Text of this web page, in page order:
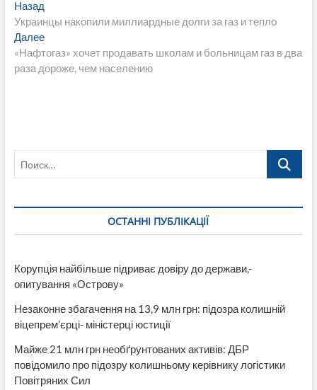
Навигация
по
записям
НазадПредыдущая
запись:
Украинцы накопили миллиардные долги за газ и тепло
ДалееСледующая
запись:
«Нафтогаз» хочет продавать школам и больницам газ в два
раза дороже, чем населению
Поиск…
ОСТАННІ ПУБЛІКАЦІЇ
Корупція найбільше підриває довіру до держави,-
опитування «Острову»
Незаконне збагачення на 13,9 млн грн: підозра колишній
віцепрем’єрці- міністерці юстиції
Майже 21 млн грн необґрунтованих активів: ДБР
повідомило про підозру колишньому керівнику логістики
Повітряних Сил